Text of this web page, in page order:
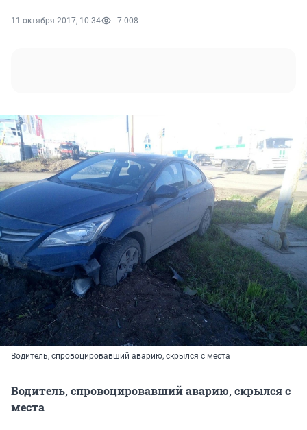
11 октября 2017, 10:34 7 008
Водитель, спровоцировавший аварию, скрылся с места
Водитель, спровоцировавший аварию, скрылся с
места